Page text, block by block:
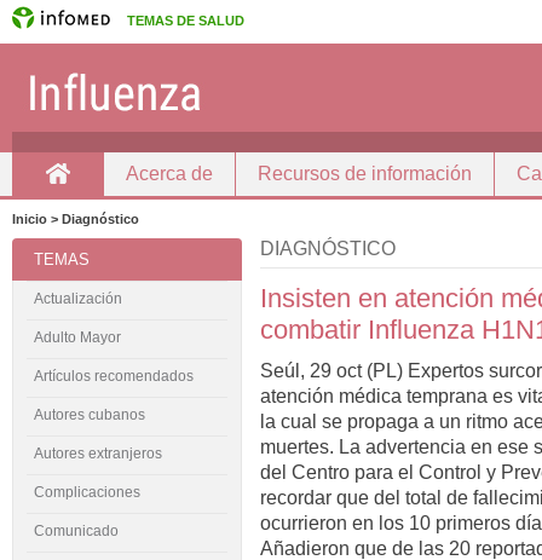
TEMAS DE SALUD
Acerca de Recursos de información
Inicio > Diagnóstico
DIAGNÓSTICO
Insisten en atención
combatir Influenza
Seúl, 29 oct (PL) Expertos
atención médica temprana es
la cual se propaga a un ritmo
muertes. La advertencia en ese
del Centro para el Control y
recordar que del total de
ocurrieron en los 10 primeros
Añadieron que de las 20
TEMAS
Actualización
Adulto Mayor
Artículos recomendados
Autores cubanos
Autores extranjeros
Complicaciones
Comunicado